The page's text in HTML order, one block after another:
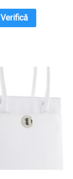
Verifică